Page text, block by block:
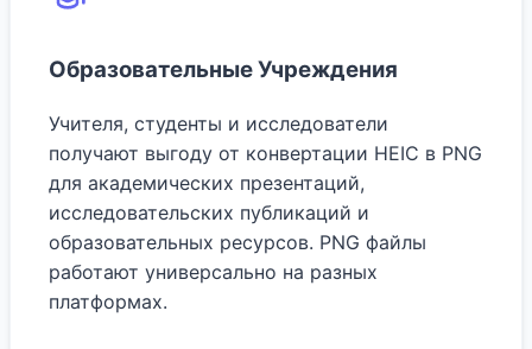
Образовательные Учреждения
Учителя, студенты и исследователи
получают выгоду от конвертации HEIC в PNG
для академических презентаций,
исследовательских публикаций и
образовательных ресурсов. PNG файлы
работают универсально на разных
платформах.